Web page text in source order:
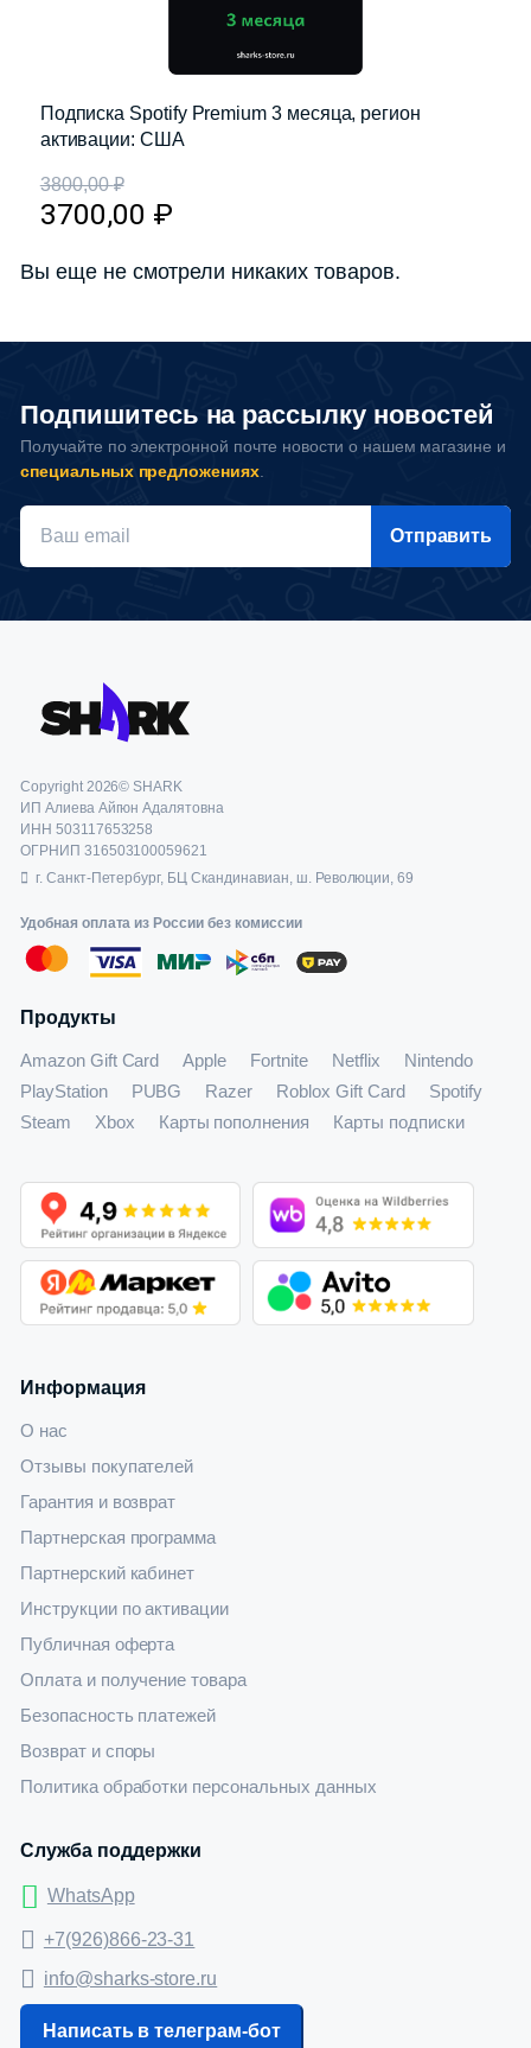
Подписка Spotify Premium 3 месяца, регион
активации: США
3800,00₽
3700,00 ₽
Вы еще не смотрели никаких товаров.
Подпишитесь на рассылку новостей
Получайте по электронной почте новости о нашем магазине и
специальных предложениях
Отправить
Copyright 2026© SHARK
ИП Алиева Айгюн Адалятовна
ИНН 503117653258
ОГРНИП 316503100059621
г. Санкт-Петербург, БЦ Скандинавиан, ш. Революции, 69
Удобная оплата из России без комиссии
Продукты
Amazon Gift Card Apple Fortnite Netflix
Nintendo
PlayStation
PUBG Razer Roblox Gift Card
Spotify
Steam
Xbox Карты пополнения Карты подписки
Информация
О нас
Отзывы покупателей
Гарантия и возврат
Партнерская программа
Партнерский кабинет
Инструкции по активации
Публичная оферта
Оплата и получение товара
Безопасность платежей
Возврат и споры
Политика обработки персональных данных
Служба поддержки
WhatsApp
+7(926)866-23-31
info@sharks-store.ru
Написать в телеграм-бот